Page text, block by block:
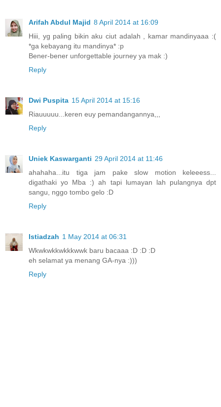
Arifah Abdul Majid 8 April 2014 at 16:09
Hiii, yg paling bikin aku ciut adalah , kamar mandinyaaa :(
*ga kebayang itu mandinya* :p
Bener-bener unforgettable journey ya mak :)
Reply
Dwi Puspita 15 April 2014 at 15:16
Riauuuuu...keren euy pemandangannya,,,
Reply
Uniek Kaswarganti 29 April 2014 at 11:46
ahahaha...itu tiga jam pake slow motion keleeess...
digathaki yo Mba :) ah tapi lumayan lah pulangnya dpt
sangu, nggo tombo gelo :D
Reply
Istiadzah 1 May 2014 at 06:31
Wkwkwkkwkkkwwk baru bacaaa :D :D :D
eh selamat ya menang GA-nya :)))
Reply